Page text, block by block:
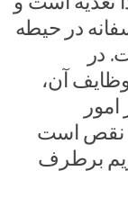
در حیطه
در
آن،
نقص است
برطرف